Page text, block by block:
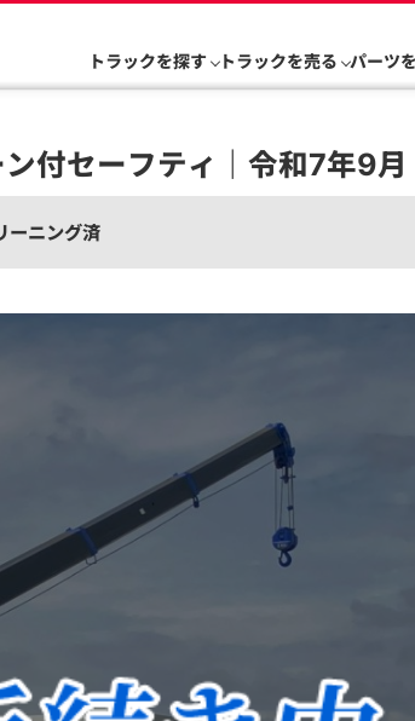
トラックを探す トラックを売る パーツ
付セーフティ｜令和7年9
ーニング済